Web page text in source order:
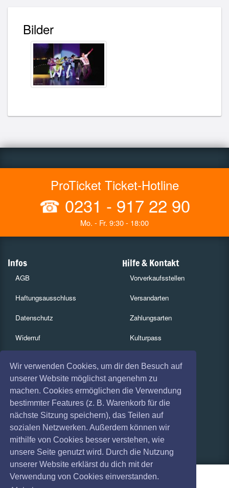
Wir verwenden Cookies, um dir den Besuch auf
unserer Website möglichst angenehm zu
machen. Cookies ermöglichen die Verwendung
bestimmter Features (z. B. Warenkorb für die
nächste Sitzung speichern), das Teilen auf
sozialen Netzwerken. Außerdem können wir
mithilfe von Cookies besser verstehen, wie
unsere Seite genutzt wird. Durch die Nutzung
unserer Website erklärst du dich mit der
Verwendung von Cookies einverstanden.
Bilder
ProTicket Ticket-Hotline
☎ 0231 - 917 22 90
Mo. - Fr. 9:30 - 18:00
Infos
AGB
Haftungsausschluss
Datenschutz
Widerruf
Absagen
Coronavirus (COVID 19)
Hilfe & Kontakt
Vorverkaufsstellen
Versandarten
Zahlungsarten
Kulturpass
Services
Gutscheine
Geschäftskunden
Kartenrückgabe
Besucherregistrierung